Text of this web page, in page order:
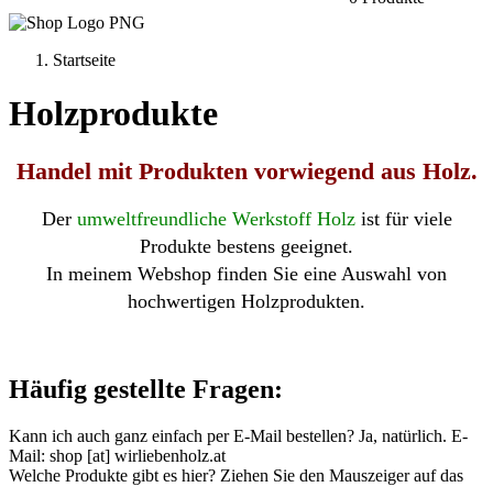
Startseite
Holzprodukte
Handel mit Produkten vorwiegend aus Holz.
Der umweltfreundliche Werkstoff Holzist für viele
Produkte bestens geeignet.
In meinem Webshop finden Sie eine Auswahl von
hochwertigen Holzprodukten.
Häufig gestellte Fragen:
Kann ich auch ganz einfach per E-Mail bestellen? Ja, natürlich. E-
Mail: shop [at] wirliebenholz.at
Welche Produkte gibt es hier? Ziehen Sie den Mauszeiger auf das